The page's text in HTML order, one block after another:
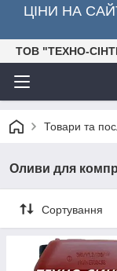
ЦІНИ НА
ТОВ "ТЕХНО-
Товари та
Оливи для
Сортування